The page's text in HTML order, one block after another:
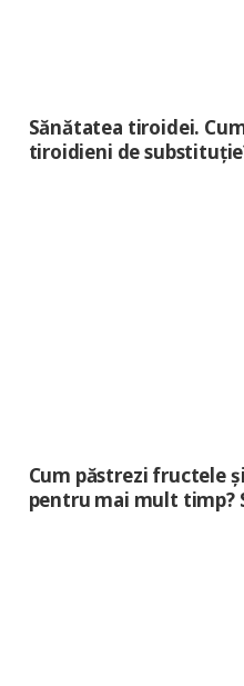
Sănătatea tiroidei.
tiroidieni de
Cum păstrezi fructele
pentru mai mult timp?